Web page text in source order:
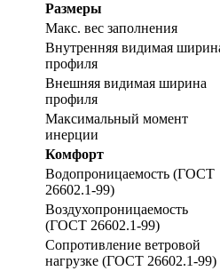
Размеры
Макс. вес заполнения
Внутренняя видимая
профиля
Внешняя видимая ширина
профиля
Максимальный момент
инерции
Комфорт
Водопроницаемость (ГОСТ
26602.1-99)
Воздухопроницаемость
(ГОСТ 26602.1-99)
Сопротивление ветровой
нагрузке (ГОСТ 26602.1-99)